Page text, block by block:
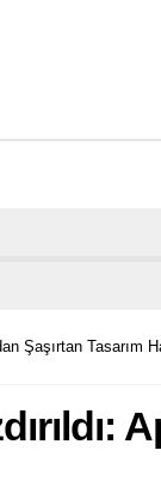
Şaşırtan Tasarım